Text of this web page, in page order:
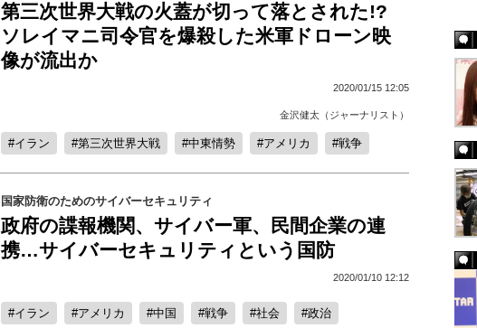
第三次世界大戦の火蓋が切って落とされた!?
ソレイマニ司令官を爆殺した米軍ドローン映
像が流出か
2020/01/15 12:05
金沢健太（ジャーナリスト）
イラン 第三次世界大戦 中東情勢 アメリカ 戦争
国家防衛のためのサイバーセキュリティ
政府の諜報機関、サイバー軍、民間企業の連
携…サイバーセキュリティという国防
2020/01/10 12:12
イラン アメリカ 中国 戦争 社会 政治